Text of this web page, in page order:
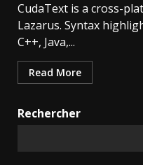
CudaText is a cross-
Lazarus. Syntax
C++, Java,...
Read More
Rechercher